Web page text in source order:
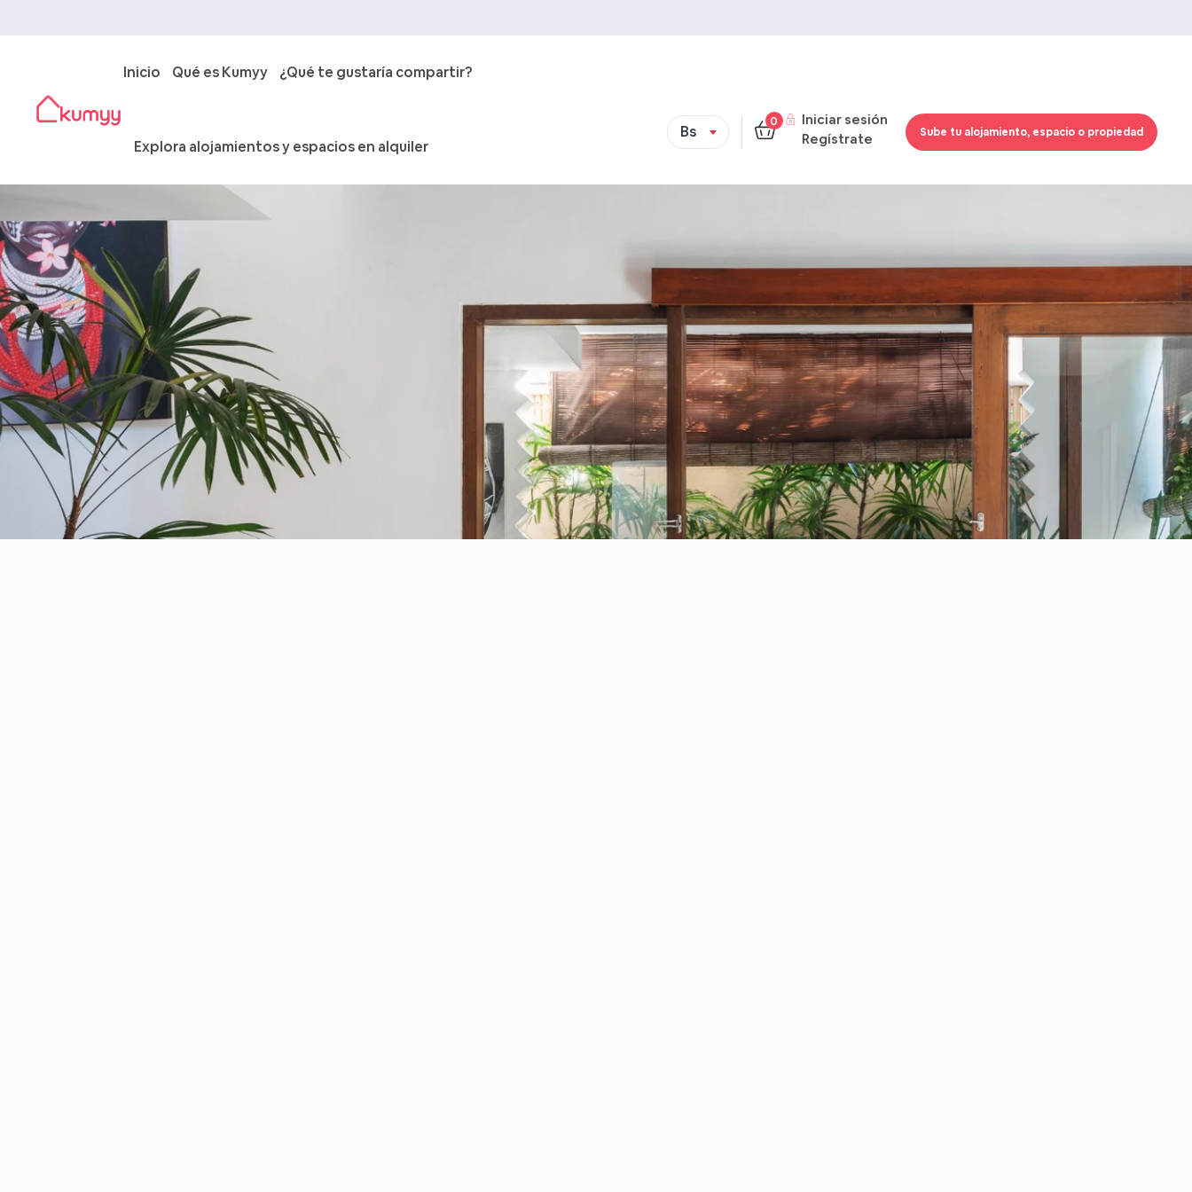
Bs
0
Iniciar sesión
Regístrate
Sube tu alojamiento, espacio o propiedad
Inicio Qué es Kumyy ¿Qué te gustaría compartir?
Explora alojamientos y espacios en alquiler